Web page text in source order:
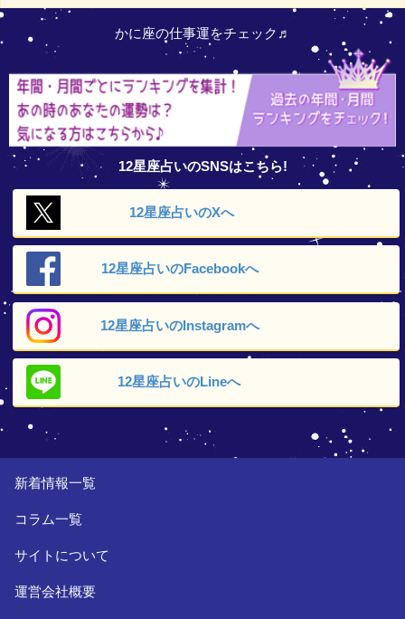
かに座の仕事運をチェック♬
12星座占いのSNSはこちら!
12星座占いのXへ
12星座占いのFacebookへ
12星座占いのInstagramへ
12星座占いのLineへ
新着情報一覧
コラム一覧
サイトについて
運営会社概要